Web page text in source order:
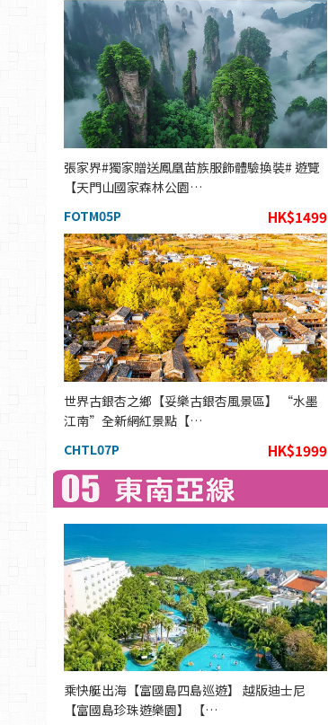
張家界#獨家贈送鳳凰苗族服飾體驗換裝# 遊覽
【天門山國家森林公園…
FOTM05P
HK$1499
世界古銀杏之鄉【妥樂古銀杏風景區】 “水墨
江南”全新網紅景點【…
CHTL07P
HK$1999
乘快艇出海【富國島四島巡遊】 越版迪士尼
【富國島珍珠遊樂園】 【…